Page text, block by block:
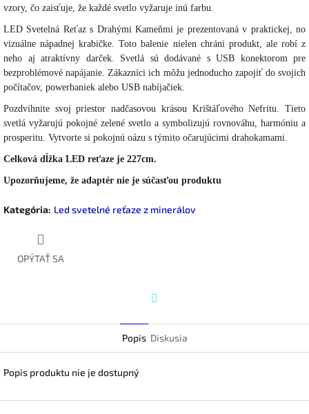
vzory, čo zaisťuje, že každé svetlo vyžaruje inú farbu.
LED Svetelná Reťaz s Drahými Kameňmi je prezentovaná v praktickej, no
vizuálne nápadnej krabičke. Toto balenie nielen chráni produkt, ale robí z
neho aj atraktívny darček. Svetlá sú dodávané s USB konektorom pre
bezproblémové napájanie. Zákazníci ich môžu jednoducho zapojiť do svojich
počítačov, powerbaniek alebo USB nabíjačiek.
Pozdvihnite svoj priestor nadčasovou krásou Krištáľového Nefritu. Tieto
svetlá vyžarujú pokojné zelené svetlo a symbolizujú rovnováhu, harmóniu a
prosperitu. Vytvorte si pokojnú oázu s týmito očarujúcimi drahokamami.
Celková dĺžka LED reťaze je 227cm.
Upozorňujeme, že adaptér nie je súčasťou produktu
Kategória: Led svetelné reťaze z minerálov
OPÝTAŤ SA
Popis Diskusia
Popis produktu nie je dostupný